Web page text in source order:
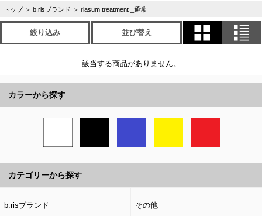
トップ ＞ b.risブランド ＞ riasum treatment _通常
絞り込み 並び替え
該当する商品がありません。
カラーから探す
カテゴリーから探す
b.risブランド その他